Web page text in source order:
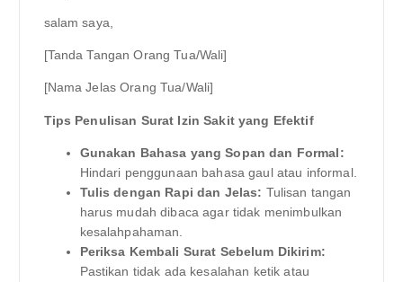
salam saya,
[Tanda Tangan Orang Tua/Wali]
[Nama Jelas Orang Tua/Wali]
Tips Penulisan Surat Izin Sakit yang Efektif
Gunakan Bahasa yang Sopan dan Formal:
Hindari penggunaan bahasa gaul atau informal.
Tulis dengan Rapi dan Jelas: Tulisan tangan
harus mudah dibaca agar tidak menimbulkan
kesalahpahaman.
Periksa Kembali Surat Sebelum Dikirim:
Pastikan tidak ada kesalahan ketik atau